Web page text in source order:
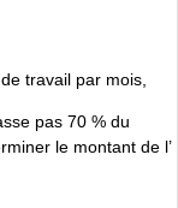
travail par mois,
pas 70 % du
le montant de l’